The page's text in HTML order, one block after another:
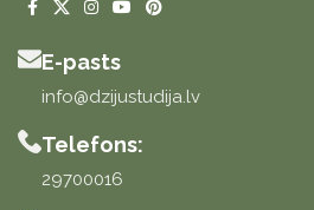
E-pasts
info@dzijustudija.lv
Telefons:
29700016